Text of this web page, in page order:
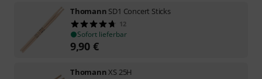
Thomann SD1 Concert Sticks
12
Sofort lieferbar
9,90 €
ThomannXS 25H